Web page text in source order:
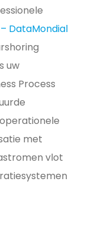
DataMondial
uw
Process
met
vlot